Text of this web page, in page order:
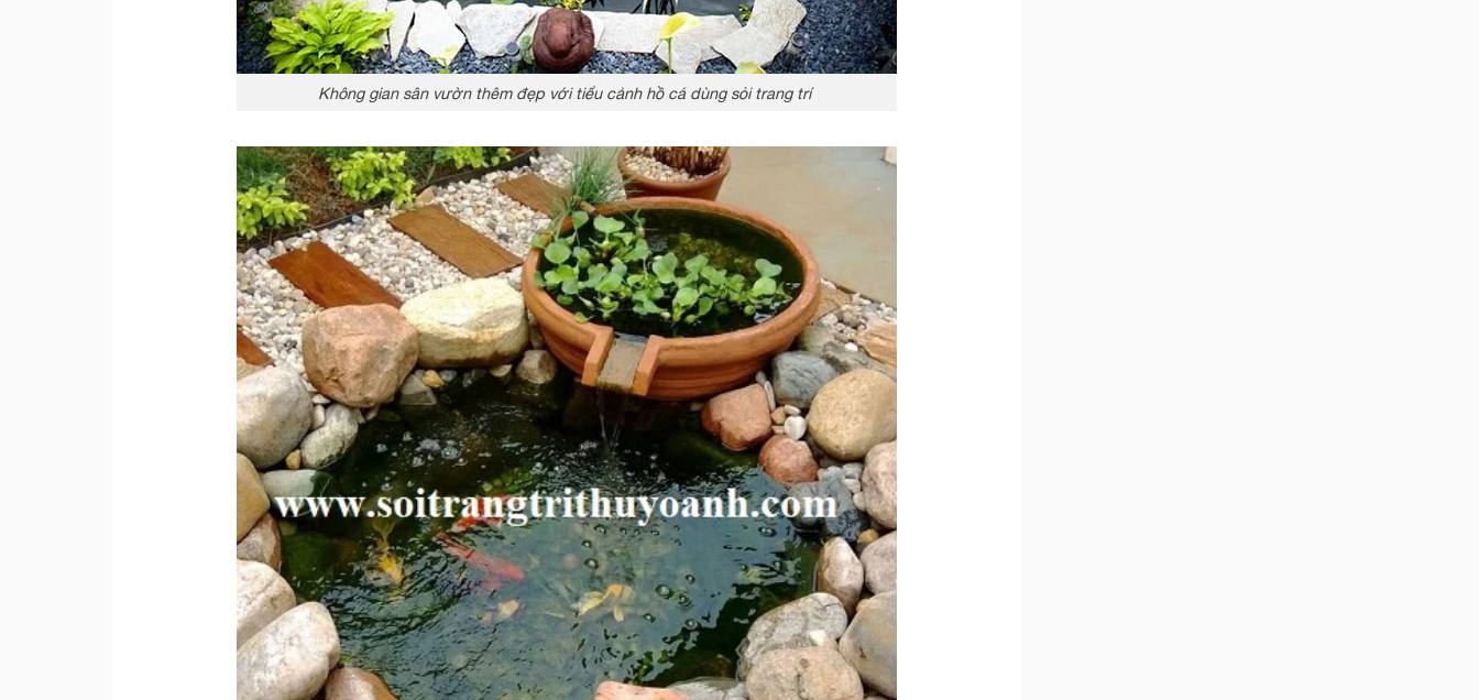
Không gian sân vườn thêm đẹp với tiểu cảnh hồ cá dùng sỏi trang trí